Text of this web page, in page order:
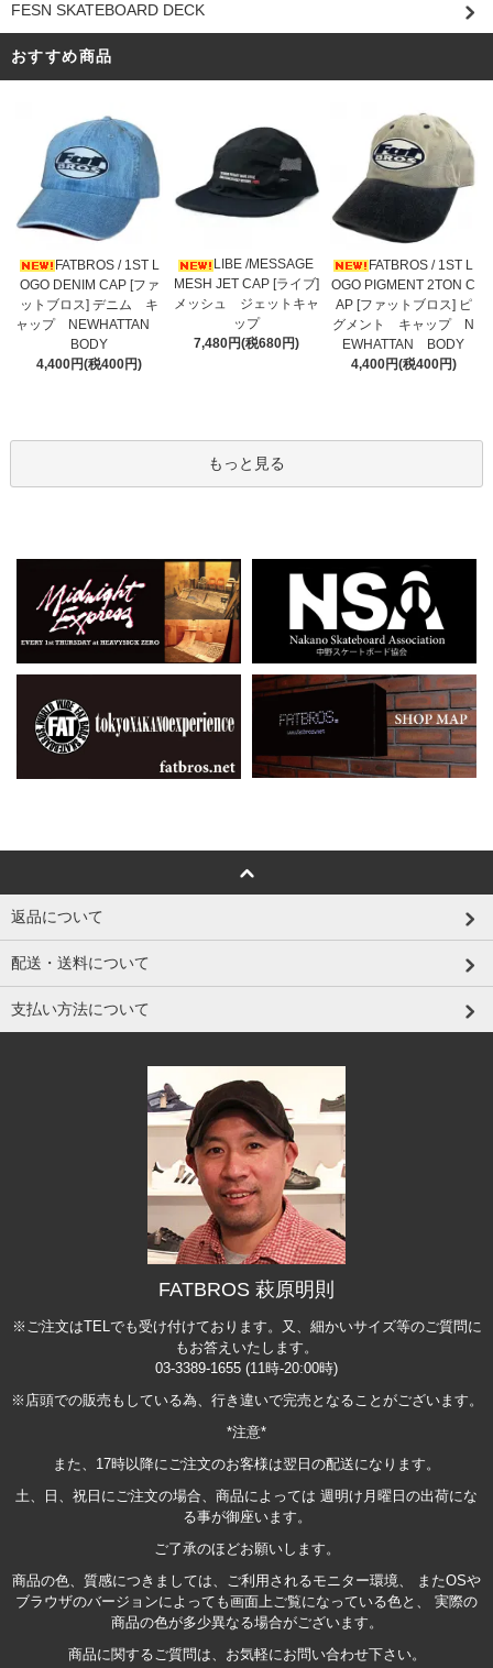
FESN SKATEBOARD DECK
おすすめ商品
FATBROS / 1ST L
OGO DENIM CAP [ファ
ットブロス] デニム キ
ャップ NEWHATTAN
BODY
4,400円(税400円)
LIBE /MESSAGE
MESH JET CAP [ライブ]
メッシュ ジェットキャ
ップ
7,480円(税680円)
FATBROS / 1ST L
OGO PIGMENT 2TON C
AP [ファットブロス] ピ
グメント キャップ N
EWHATTAN BODY
4,400円(税400円)
もっと見る
返品について
配送・送料について
支払い方法について
FATBROS 萩原明則
※ご注文はTELでも受け付けております。又、細かいサイズ等のご質問に
もお答えいたします。
03-3389-1655 (11時-20:00時)
※店頭での販売もしている為、行き違いで完売となることがございます。
*注意*
また、17時以降にご注文のお客様は翌日の配送になります。
土、日、祝日にご注文の場合、商品によっては 週明け月曜日の出荷にな
る事が御座います。
ご了承のほどお願いします。
商品の色、質感につきましては、ご利用されるモニター環境、 またOSや
ブラウザのバージョンによっても画面上ご覧になっている色と、 実際の
商品の色が多少異なる場合がございます。
商品に関するご質問は、お気軽にお問い合わせ下さい。